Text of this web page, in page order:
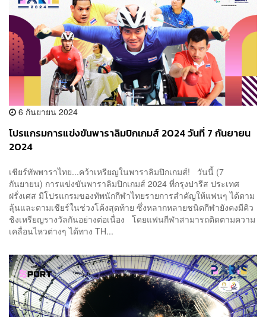
6 กันยายน 2024
โปรแกรมการแข่งขันพาราลิมปิกเกมส์ 2024 วันที่ 7 กันยายน
2024
เชียร์ทัพพาราไทย...คว้าเหรียญในพาราลิมปิกเกมส์! วันนี้ (7
กันยายน) การแข่งขันพาราลิมปิกเกมส์ 2024 ที่กรุงปารีส ประเทศ
ฝรั่งเศส มีโปรแกรมของทัพนักกีฬาไทยรายการสำคัญให้แฟนๆ ได้ตาม
ลุ้นและตามเชียร์ในช่วงโค้งสุดท้าย ซึ่งหลากหลายชนิดกีฬายังคงมีคิว
ชิงเหรียญรางวัลกันอย่างต่อเนื่อง โดยแฟนกีฬาสามารถติดตามความ
เคลื่อนไหวต่างๆ ได้ทาง TH...